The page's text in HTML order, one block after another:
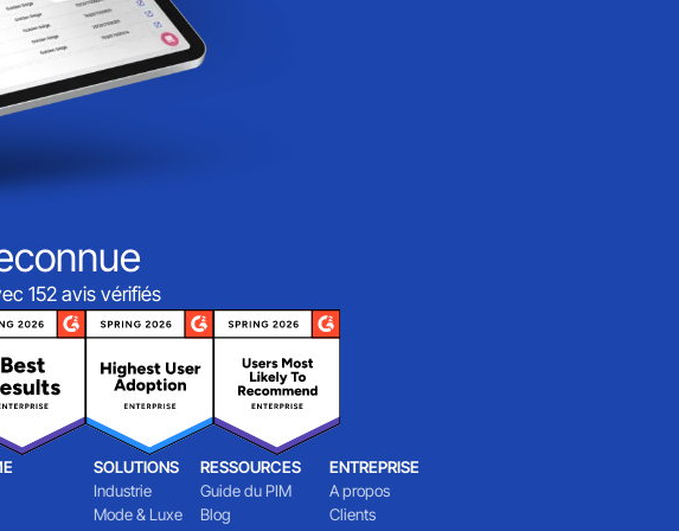
152 avis vérifiés
SOLUTIONS
Industrie
Mode & Luxe
RESSOURCES
Guide du PIM
Blog
ENTREPRISE
A propos
Clients